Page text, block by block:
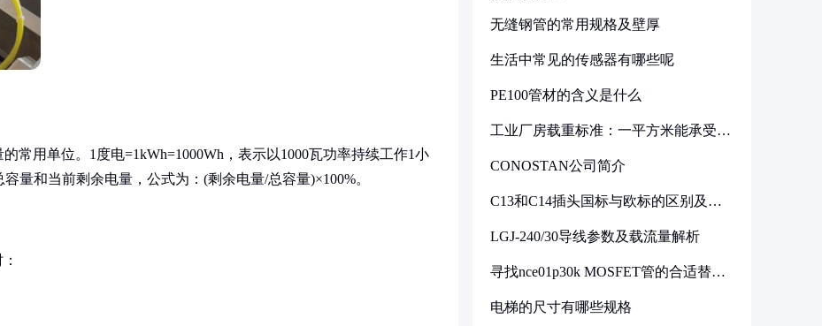
常用单位。1度电=1kWh=1000Wh，表示以1000瓦功率持续工作1小
量和当前剩余电量，公式为：(剩余电量/总容量)×100%。
无缝钢管的常用规格及壁厚
生活中常见的传感器有哪些呢
PE100管材的含义是什么
工业厂房载重标准：一平方米能承受多
CONOSTAN公司简介
C13和C14插头国标与欧标的区别及其
LGJ-240/30导线参数及载流量解析
寻找nce01p30k MOSFET管的合适替代
电梯的尺寸有哪些规格